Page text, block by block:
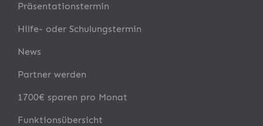
Präsentationstermin
Hilfe- oder Schulungstermin
News
Partner werden
1700€ sparen pro Monat
Funktionsübersicht